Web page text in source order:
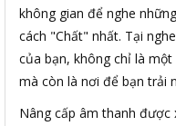
không gian để nghe
cách "Chất" nhất. Tại
của bạn, không chỉ là
mà còn là nơi để bạn trải
Nâng cấp âm thanh